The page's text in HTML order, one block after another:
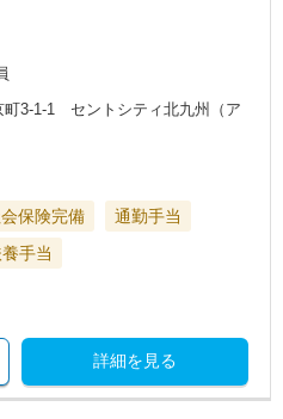
町3-1-1 セントシティ北九州（ア
保険完備
通勤手当
手当
詳細を見る